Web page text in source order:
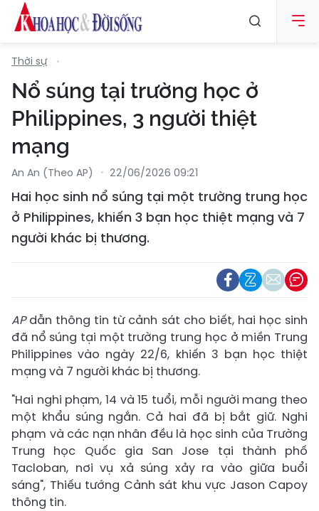
Thời sự
Nổ súng tại trường học ở
Philippines, 3 người thiệt
mạng
An An (Theo AP) 22/06/2026 09:21
Hai học sinh nổ súng tại một trường trung học
ở Philippines, khiến 3 bạn học thiệt mạng và 7
người khác bị thương.
APdẫn thông tin từ cảnh sát cho biết, hai học sinh
đã nổ súng tại một trường trung học ở miền Trung
Philippines vào ngày 22/6, khiến 3 bạn học thiệt
mạng và 7 người khác bị thương.
"Hai nghi phạm, 14 và 15 tuổi, mỗi người mang theo
một khẩu súng ngắn. Cả hai đã bị bắt giữ. Nghi
phạm và các nạn nhân đều là học sinh của Trường
Trung học Quốc gia San Jose tại thành phố
Tacloban, nơi vụ xả súng xảy ra vào giữa buổi
sáng", Thiếu tướng Cảnh sát khu vực Jason Capoy
thông tin.